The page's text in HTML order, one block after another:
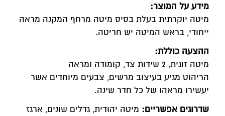
מידע על המוצר:
מיטה יוקרתית בעלת בסיס מיטה מרחף המקנה מראה
ייחודי, בראש המיטה יש חריטה.
ההצעה כוללת:
מיטה זוגית, 2 שידות צד, קומודה ומראה
הריהוט מגיע בעיצוב מרשים, צבעים מיוחדים אשר
יעשירו מראהו של כל חדר שינה.
שדרוגים אפשריים: מיטה יהודית, גדלים שונים, ארגז